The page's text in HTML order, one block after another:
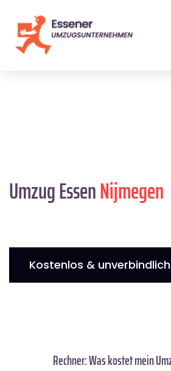
Umzug EssenNijmegen
Kostenlos &
Rechner: Was kostet mein